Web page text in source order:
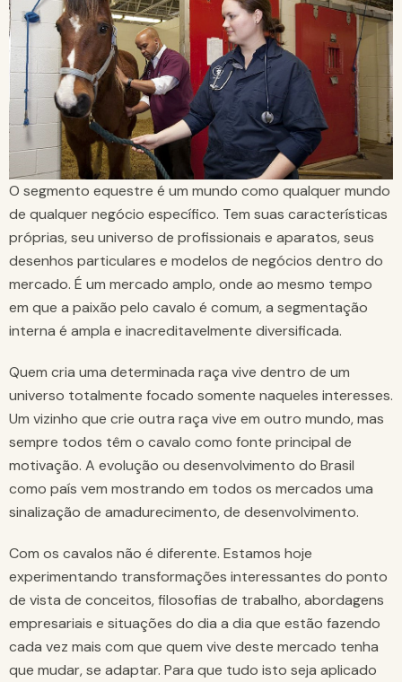
O segmento equestre é um mundo como qualquer mundo
de qualquer negócio específico. Tem suas características
próprias, seu universo de profissionais e aparatos, seus
desenhos particulares e modelos de negócios dentro do
mercado. É um mercado amplo, onde ao mesmo tempo
em que a paixão pelo cavalo é comum, a segmentação
interna é ampla e inacreditavelmente diversificada.
Quem cria uma determinada raça vive dentro de um
universo totalmente focado somente naqueles interesses.
Um vizinho que crie outra raça vive em outro mundo, mas
sempre todos têm o cavalo como fonte principal de
motivação. A evolução ou desenvolvimento do Brasil
como país vem mostrando em todos os mercados uma
sinalização de amadurecimento, de desenvolvimento.
Com os cavalos não é diferente. Estamos hoje
experimentando transformações interessantes do ponto
de vista de conceitos, filosofias de trabalho, abordagens
empresariais e situações do dia a dia que estão fazendo
cada vez mais com que quem vive deste mercado tenha
que mudar, se adaptar. Para que tudo isto seja aplicado